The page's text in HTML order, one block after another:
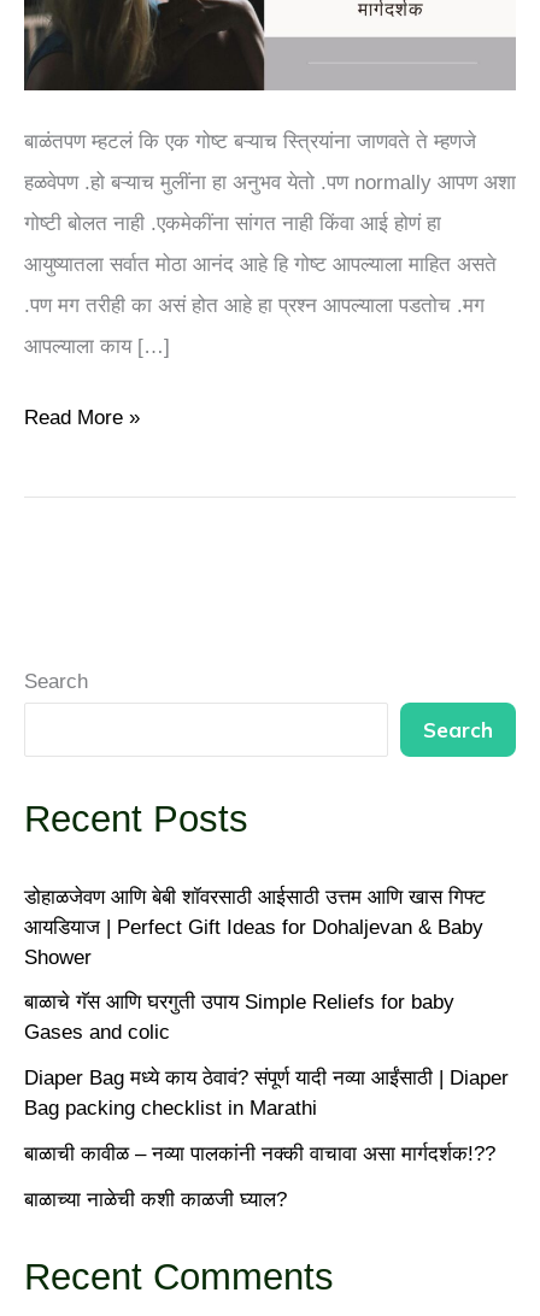
बाळंतपण म्हटलं कि एक गोष्ट बऱ्याच स्त्रियांना जाणवते ते म्हणजे
हळवेपण .हो बऱ्याच मुलींना हा अनुभव येतो .पण normally आपण अशा
गोष्टी बोलत नाही .एकमेकींना सांगत नाही किंवा आई होणं हा
आयुष्यातला सर्वात मोठा आनंद आहे हि गोष्ट आपल्याला माहित असते
.पण मग तरीही का असं होत आहे हा प्रश्न आपल्याला पडतोच .मग
आपल्याला काय […]
ways
to
with
Postpartum
Depression
Read More »
Search
Search
Recent Posts
डोहाळजेवण आणि बेबी शॉवरसाठी आईसाठी उत्तम आणि खास गिफ्ट
आयडियाज | Perfect Gift Ideas for Dohaljevan & Baby
Shower
बाळाचे गॅस आणि घरगुती उपाय Simple Reliefs for baby
Gases and colic
Diaper Bag मध्ये काय ठेवावं? संपूर्ण यादी नव्या आईंसाठी | Diaper
Bag packing checklist in Marathi
बाळाची कावीळ – नव्या पालकांनी नक्की वाचावा असा मार्गदर्शक!??
बाळाच्या नाळेची कशी काळजी घ्याल?
Recent Comments